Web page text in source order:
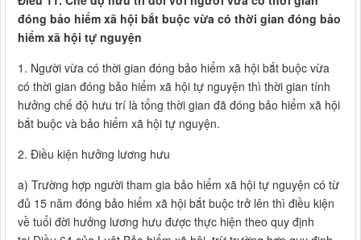
đóng bảo hiểm xã hội bắt buộc vừa có thời gian đóng bảo
hiểm xã hội tự nguyện
1. Người vừa có thời gian đóng bảo hiểm xã hội bắt buộc vừa
có thời gian đóng bảo hiểm xã hội tự nguyện thì thời gian tính
hưởng chế độ hưu trí là tổng thời gian đã đóng bảo hiểm xã hội
bắt buộc và bảo hiểm xã hội tự nguyện.
2. Điều kiện hưởng lương hưu
a) Trường hợp người tham gia bảo hiểm xã hội tự nguyện có từ
đủ 15 năm đóng bảo hiểm xã hội bắt buộc trở lên thì điều kiện
về tuổi đời hưởng lương hưu được thực hiện theo quy định